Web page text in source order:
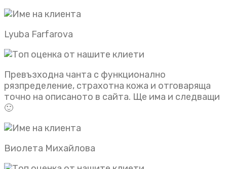
Lyuba Farfarova
Превъзходна чанта с функционално
рязпределение, страхотна кожа и отговаряща
точно на описаното в сайта. Ще има и следващи
🙂
Виолета Михайлова